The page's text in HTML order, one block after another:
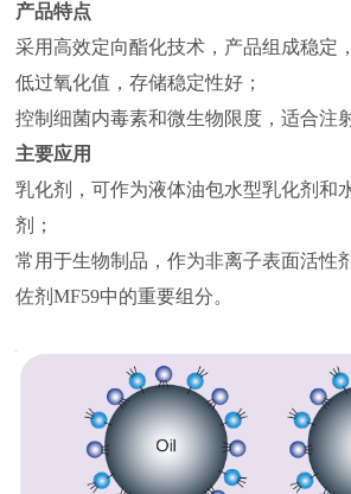
产品特点
采用高效定向酯化技术，产品组成稳定
低过氧化值，存储稳定性好；
控制细菌内毒素和微生物限度，适合注
主要应用
乳化剂，可作为液体油包水型乳化剂和
剂；
常用于生物制品，作为非离子表面活性
佐剂MF59中的重要组分。